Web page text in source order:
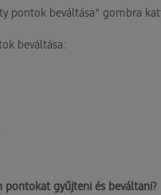
pontok beváltása" gombra
beváltása:
pontokat gyűjteni és beváltani?